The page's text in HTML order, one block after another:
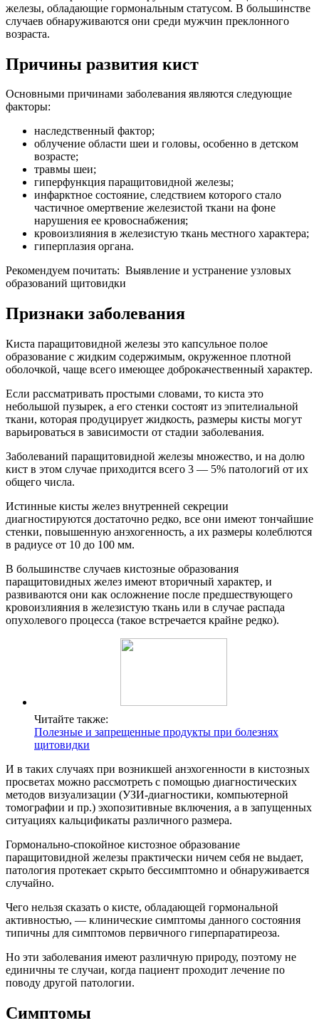
железы, обладающие гормональным статусом. В большинстве
случаев обнаруживаются они среди мужчин преклонного
возраста.
Причины развития кист
Основными причинами заболевания являются следующие
факторы:
наследственный фактор;
облучение области шеи и головы, особенно в детском
возрасте;
травмы шеи;
гиперфункция паращитовидной железы;
инфарктное состояние, следствием которого стало
частичное омертвение железистой ткани на фоне
нарушения ее кровоснабжения;
кровоизлияния в железистую ткань местного характера;
гиперплазия органа.
Рекомендуем почитать: Выявление и устранение узловых
образований щитовидки
Признаки заболевания
Киста паращитовидной железы это капсульное полое
образование с жидким содержимым, окруженное плотной
оболочкой, чаще всего имеющее доброкачественный характер.
Если рассматривать простыми словами, то киста это
небольшой пузырек, а его стенки состоят из эпителиальной
ткани, которая продуцирует жидкость, размеры кисты могут
варьироваться в зависимости от стадии заболевания.
Заболеваний паращитовидной железы множество, и на долю
кист в этом случае приходится всего 3 — 5% патологий от их
общего числа.
Истинные кисты желез внутренней секреции
диагностируются достаточно редко, все они имеют тончайшие
стенки, повышенную анэхогенность, а их размеры колеблются
в радиусе от 10 до 100 мм.
В большинстве случаев кистозные образования
паращитовидных желез имеют вторичный характер, и
развиваются они как осложнение после предшествующего
кровоизлияния в железистую ткань или в случае распада
опухолевого процесса (такое встречается крайне редко).
Читайте также:
Полезные и запрещенные продукты при болезнях
щитовидки
И в таких случаях при возникшей анэхогенности в кистозных
просветах можно рассмотреть с помощью диагностических
методов визуализации (УЗИ-диагностики, компьютерной
томографии и пр.) эхопозитивные включения, а в запущенных
ситуациях кальцификаты различного размера.
Гормонально-спокойное кистозное образование
паращитовидной железы практически ничем себя не выдает,
патология протекает скрыто бессимптомно и обнаруживается
случайно.
Чего нельзя сказать о кисте, обладающей гормональной
активностью, — клинические симптомы данного состояния
типичны для симптомов первичного гиперпаратиреоза.
Но эти заболевания имеют различную природу, поэтому не
единичны те случаи, когда пациент проходит лечение по
поводу другой патологии.
Симптомы